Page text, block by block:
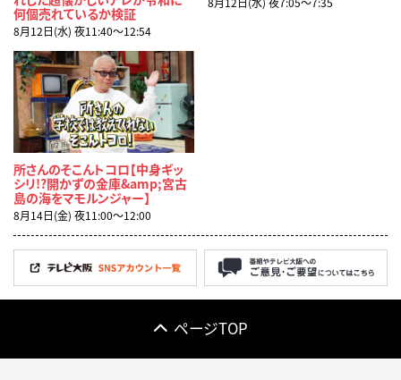
何個売れているか検証
8月12日(水) 夜11:40〜12:54
所さんのそこんトコロ【中身ギッ
シリ!?開かずの金庫&amp;宮古
島の海をマモルンジャー】
8月14日(金) 夜11:00〜12:00
ページTOP